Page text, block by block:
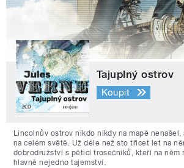
Tajuplný ostrov
Koupit
Lincolnův ostrov nikdo nikdy na mapě
na celém světě. Už déle než sto třicet let na
dobrodružství s pěticí trosečníků, kteří na něm
hlavně nejedno tajemství.